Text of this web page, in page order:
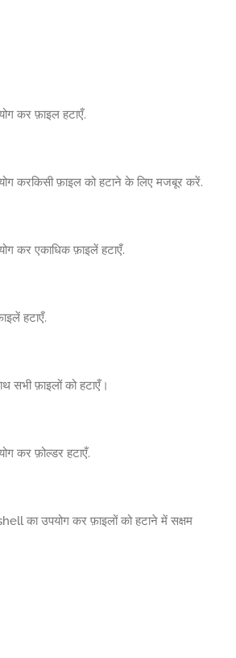
कर फ़ाइल हटाएँ.
करकिसी फ़ाइल को हटाने के लिए मजबूर करें.
कर एकाधिक फ़ाइलें हटाएँ.
हटाएँ.
सभी फ़ाइलों को हटाएँ।
कर फ़ोल्डर हटाएँ.
का उपयोग कर फ़ाइलों को हटाने में सक्षम